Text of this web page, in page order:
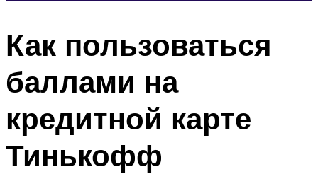
Как пользоваться
баллами на
кредитной карте
Тинькофф